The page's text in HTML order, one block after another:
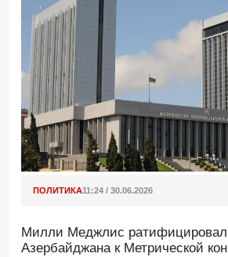
ПОЛИТИКА11:24 / 30.06.2026
Милли Меджлис ратифицировал
Азербайджана к Метрической